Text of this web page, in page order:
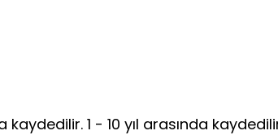
1 - 10 yıl arasında